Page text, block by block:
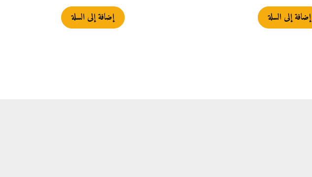
إضافة إلى السلة إضافة إلى السلة